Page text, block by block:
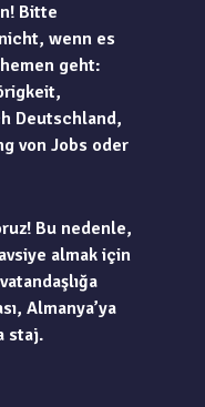
Bitte
wenn es
geht:
Deutschland,
von Jobs oder
Bu nedenle,
almak için
Almanya’ya
staj.